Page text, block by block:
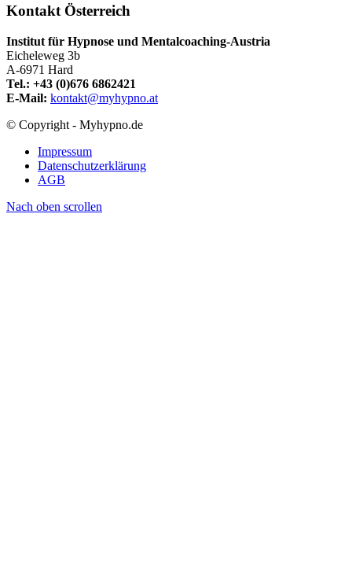
Kontakt Österreich
Institut für Hypnose und Mentalcoaching-Austria
Eicheleweg 3b
A-6971 Hard
Tel.: +43 (0)676 6862421
E-Mail: kontakt@myhypno.at
© Copyright - Myhypno.de
Impressum
Datenschutzerklärung
AGB
Nach oben scrollen